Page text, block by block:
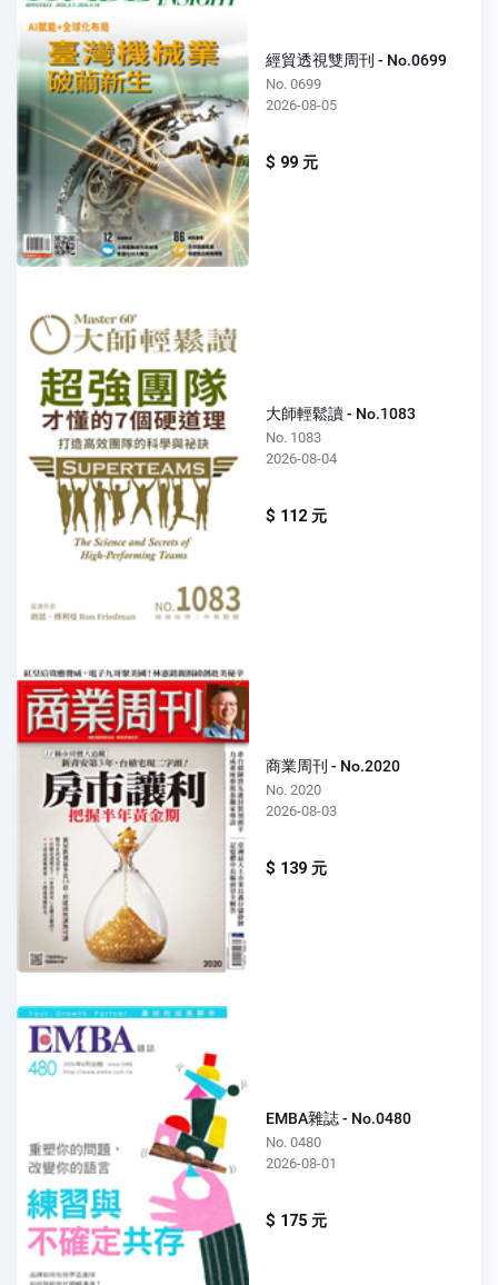
經貿透視雙周刊 - No.0699
No. 0699
2026-08-05
$ 99 元
大師輕鬆讀 - No.1083
No. 1083
2026-08-04
$ 112 元
商業周刊 - No.2020
No. 2020
2026-08-03
$ 139 元
EMBA雜誌 - No.0480
No. 0480
2026-08-01
$ 175 元